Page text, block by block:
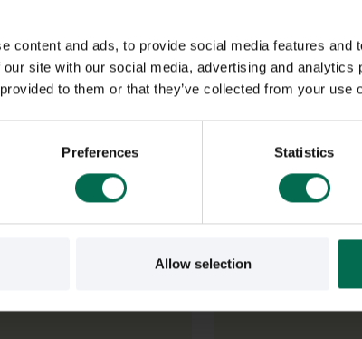
content and ads, to provide social media features and
site with our social media, advertising and analytics
to them or that they’ve collected from your use
Preferences Statistics
Allow selection
öppna kontorslandskap. Ofta behöver vi sitta ifred